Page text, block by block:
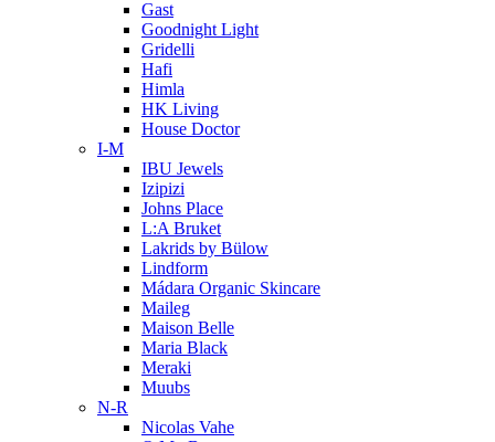
Gast
Goodnight Light
Gridelli
Hafi
Himla
HK Living
House Doctor
I-M
IBU Jewels
Izipizi
Johns Place
L:A Bruket
Lakrids by Bülow
Lindform
Mádara Organic Skincare
Maileg
Maison Belle
Maria Black
Meraki
Muubs
N-R
Nicolas Vahe